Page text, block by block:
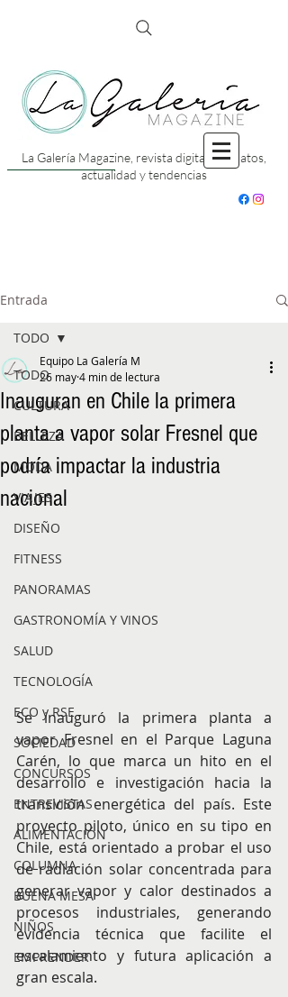
La Galería Magazine, revista digital con datos,
actualidad y tendencias
Entrada
TODO
CULTURA
BELLEZA
MODA
VIAJES
DISEÑO
FITNESS
PANORAMAS
GASTRONOMÍA Y VINOS
SALUD
TECNOLOGÍA
ECO y RSE
SOCIEDAD
CONCURSOS
ENTREVISTAS
ALIMENTACIÓN
COLUMNA
BUENA MESA
NIÑOS
EMPRENDER
TODO
Inauguran en Chile la primera
planta a vapor solar Fresnel que
podría impactar la industria
nacional
Equipo La Galería M
26 may4 min de lectura
Se inauguró la primera planta a
vapor Fresnel en el Parque Laguna
Carén, lo que marca un hito en el
desarrollo e investigación hacia la
transición energética del país. Este
proyecto piloto, único en su tipo en
Chile, está orientado a probar el uso
de radiación solar concentrada para
generar vapor y calor destinados a
procesos industriales, generando
evidencia técnica que facilite el
escalamiento y futura aplicación a
gran escala.